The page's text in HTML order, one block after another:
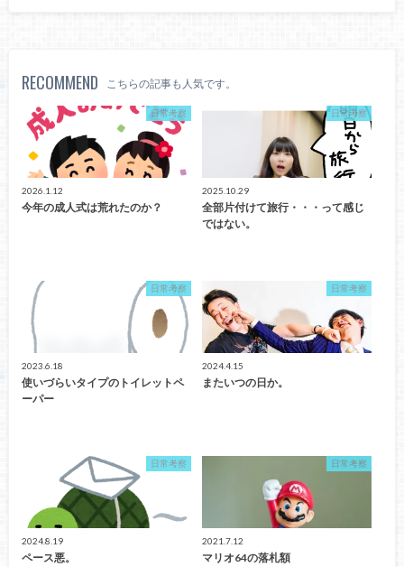
RECOMMEND こちらの記事も人気です。
日常考察
2026.1.12
今年の成人式は荒れたのか？
日常考察
2025.10.29
全部片付けて旅行・・・って感じ
ではない。
日常考察
2023.6.18
使いづらいタイプのトイレットペ
ーパー
日常考察
2024.4.15
またいつの日か。
日常考察
2024.8.19
ペース悪。
日常考察
2021.7.12
マリオ64の落札額